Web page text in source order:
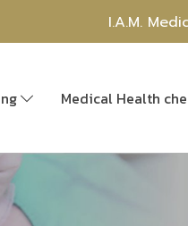
I.A.M.
Medical Health